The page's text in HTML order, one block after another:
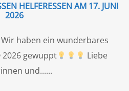
HELFERESSEN AM 17. JUNI 2
026
haben ein wunderbares
2026 gewuppt
Liebe
und...